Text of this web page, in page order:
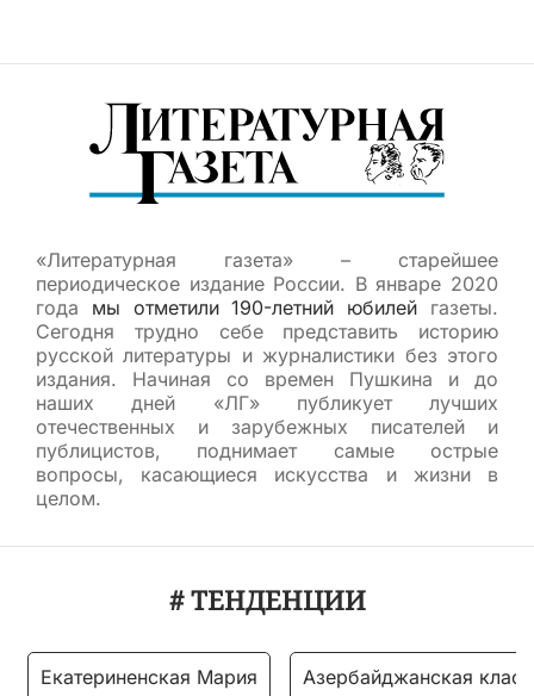
«Литературная газета» – старейшее
периодическое издание России. В январе 2020
года мы отметили 190-летний юбилей газеты.
Сегодня трудно себе представить историю
русской литературы и журналистики без этого
издания. Начиная со времен Пушкина и до
наших дней «ЛГ» публикует лучших
отечественных и зарубежных писателей и
публицистов, поднимает самые острые
вопросы, касающиеся искусства и жизни в
целом.
# ТЕНДЕНЦИИ
Екатериненская Мария Азербайджанская